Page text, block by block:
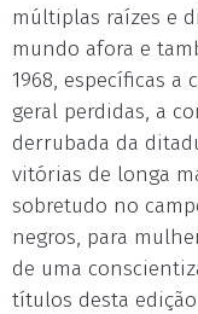
múltiplas raízes e
mundo afora e
1968, específicas
geral perdidas, a
derrubada da
vitórias de longa
sobretudo no
negros, para
de uma
títulos desta